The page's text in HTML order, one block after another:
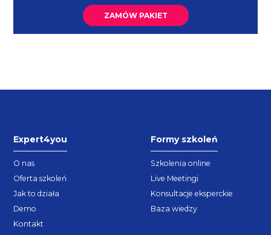
ZAMÓW PAKIET
Expert4you
O nas
Oferta szkoleń
Jak to działa
Demo
Kontakt
Formy szkoleń
Szkolenia online
Live Meetingi
Konsultacje eksperckie
Baza wiedzy